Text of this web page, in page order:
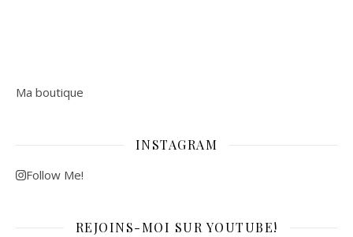
Ma boutique
INSTAGRAM
Follow Me!
REJOINS-MOI SUR YOUTUBE!